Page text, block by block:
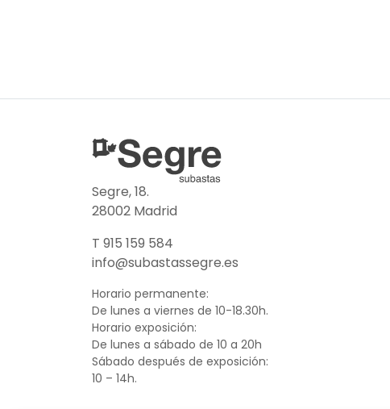
Segre, 18.
28002 Madrid
T 915 159 584
info@subastassegre.es
Horario permanente:
De lunes a viernes de 10-18.30h.
Horario exposición:
De lunes a sábado de 10 a 20h
Sábado después de exposición:
10 – 14h.